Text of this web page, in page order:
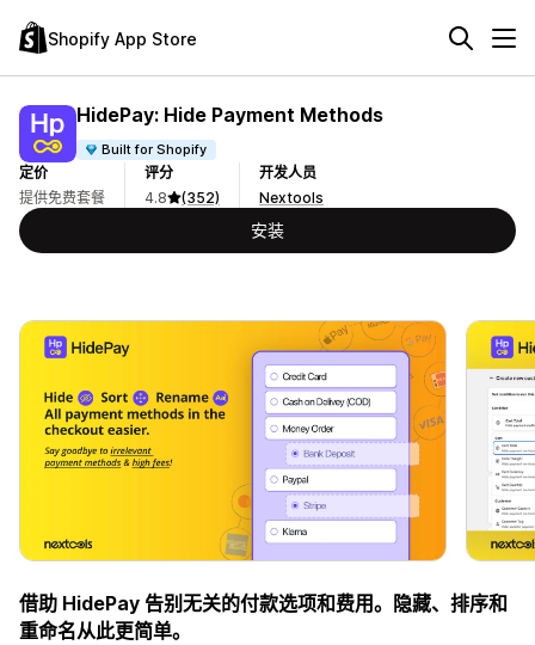
Shopify App Store
HidePay: Hide Payment Methods
Built for Shopify
定价
提供免费套餐
评分
4.8
(352)
开发人员
Nextools
安装
借助 HidePay 告别无关的付款选项和费用。隐藏、排序和
重命名从此更简单。